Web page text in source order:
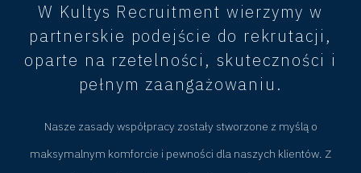
W Kultys Recruitment wierzymy w
partnerskie podejście do rekrutacji,
oparte na rzetelności, skuteczności i
pełnym zaangażowaniu.
Nasze zasady współpracy zostały stworzone z myślą o
maksymalnym komforcie i pewności dla naszych klientów. Z